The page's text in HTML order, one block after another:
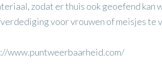
zodat er thuis ook geoefend kan
voor vrouwen of meisjes te
www.puntweerbaarheid.com/